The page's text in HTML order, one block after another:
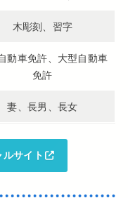
木彫刻、習字
動車免許、大型自動車
免許
妻、長男、長女
サイト